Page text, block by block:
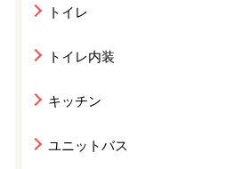
トイレ
トイレ内装
キッチン
ユニットバス